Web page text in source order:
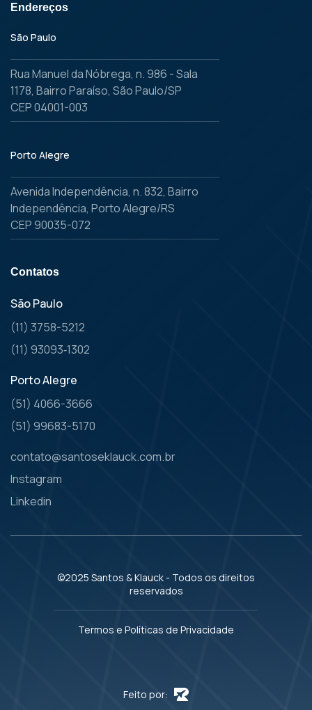
Endereços
São Paulo
Rua Manuel da Nóbrega, n. 986 - Sala
1178, Bairro Paraíso, São Paulo/SP
CEP 04001-003
Porto Alegre
Avenida Independência, n. 832, Bairro
Independência, Porto Alegre/RS
CEP 90035-072
Contatos
São Paulo
(11) 3758-5212
(11) 93093‑1302
Porto Alegre
(51) 4066-3666
(51) 99683-5170
contato@santoseklauck.com.br
Instagram
Linkedin
©2025 Santos & Klauck - Todos os direitos
reservados
Termos e Políticas de Privacidade
Feito por: